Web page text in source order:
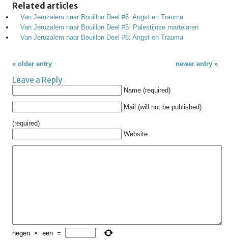
Related articles
Van Jeruzalem naar Bouillon Deel #6: Angst en Trauma
Van Jeruzalem naar Bouillon Deel #5: Palestijnse martelaren
Van Jeruzalem naar Bouillon Deel #6: Angst en Trauma
« older entry newer entry »
Leave a Reply
Name (required)
Mail (will not be published)
(required)
Website
negen × een =